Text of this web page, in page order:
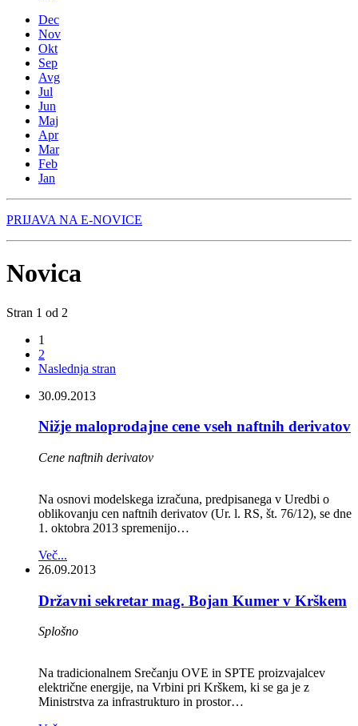
Dec
Nov
Okt
Sep
Avg
Jul
Jun
Maj
Apr
Mar
Feb
Jan
PRIJAVA NA E-NOVICE
Novica
Stran 1 od 2
1
2
Naslednja stran
30.09.2013
Nižje maloprodajne cene vseh naftnih derivatov
Cene naftnih derivatov
Na osnovi modelskega izračuna, predpisanega v Uredbi o
oblikovanju cen naftnih derivatov (Ur. l. RS, št. 76/12), se dne
1. oktobra 2013 spremenijo…
Več...
26.09.2013
Državni sekretar mag. Bojan Kumer v Krškem
Splošno
Na tradicionalnem Srečanju OVE in SPTE proizvajalcev
električne energije, na Vrbini pri Krškem, ki se ga je z
Ministrstva za infrastrukturo in prostor…